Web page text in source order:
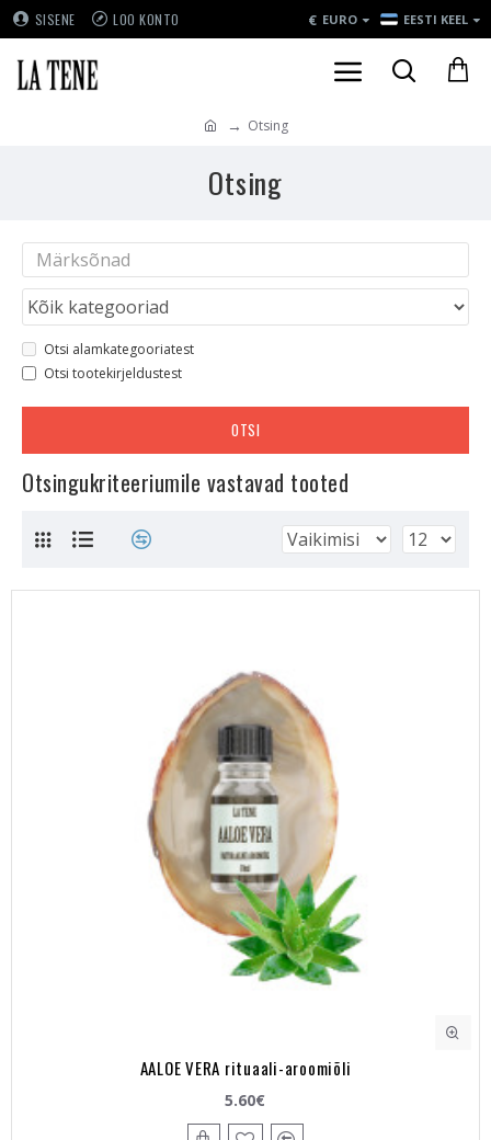
SISENE LOO KONTO € EURO EESTI KEEL
Otsing
Otsing
Otsi alamkategooriatest
Otsi tootekirjeldustest
OTSI
Otsingukriteeriumile vastavad tooted
AALOE VERA rituaali-aroomiõli
5.60€